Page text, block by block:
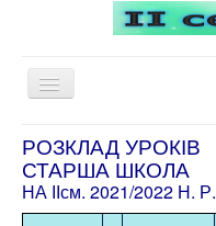
Перемикач
навігації
Домашня
Адміністративна
Самоврядування
РОЗКЛАД УРОКІВ
СТАРША ШКОЛА
НА ІІсм. 2021/2022 Н. Р.